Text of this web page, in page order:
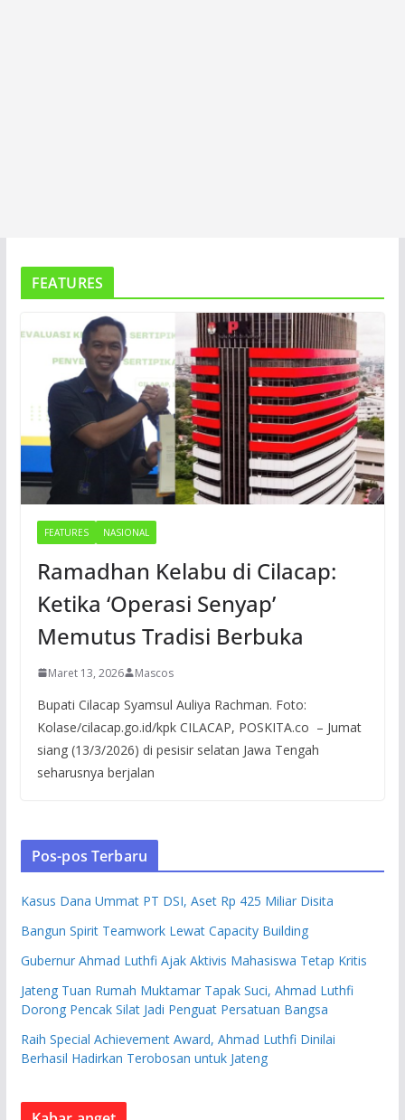
FEATURES
FEATURES NASIONAL
Ramadhan Kelabu di Cilacap:
Ketika ‘Operasi Senyap’
Memutus Tradisi Berbuka
Maret 13, 2026 Mascos
Bupati Cilacap Syamsul Auliya Rachman. Foto:
Kolase/cilacap.go.id/kpk CILACAP, POSKITA.co – Jumat
siang (13/3/2026) di pesisir selatan Jawa Tengah
seharusnya berjalan
Pos-pos Terbaru
Kasus Dana Ummat PT DSI, Aset Rp 425 Miliar Disita
Bangun Spirit Teamwork Lewat Capacity Building
Gubernur Ahmad Luthfi Ajak Aktivis Mahasiswa Tetap Kritis
Jateng Tuan Rumah Muktamar Tapak Suci, Ahmad Luthfi
Dorong Pencak Silat Jadi Penguat Persatuan Bangsa
Raih Special Achievement Award, Ahmad Luthfi Dinilai
Berhasil Hadirkan Terobosan untuk Jateng